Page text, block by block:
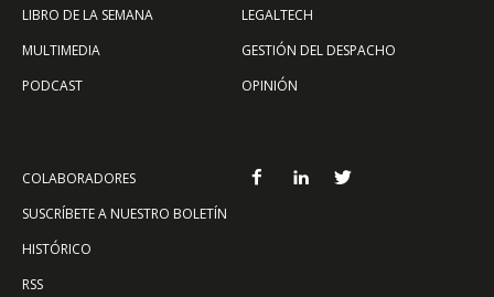
LIBRO DE LA SEMANA
MULTIMEDIA
PODCAST
LEGALTECH
GESTIÓN DEL DESPACHO
OPINIÓN
COLABORADORES
SUSCRÍBETE A NUESTRO BOLETÍN
HISTÓRICO
RSS